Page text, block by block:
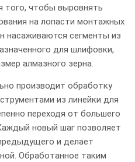
того, чтобы выровнять
на лопасти монтажных
насаживаются сегменты из
для шлифовки,
алмазного зерна.
производит обработку
из линейки для
переходя от большего
новый шаг позволяет
и делает
Обработанное таким